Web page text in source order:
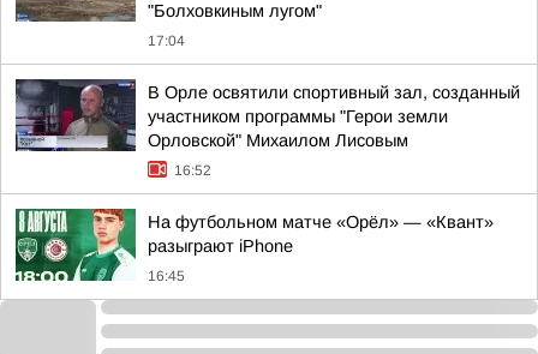
"Болховкиным лугом"
17:04
В Орле освятили спортивный зал, созданный
участником программы "Герои земли
Орловской" Михаилом Лисовым
16:52
На футбольном матче «Орёл» — «Квант»
разыграют iPhone
16:45